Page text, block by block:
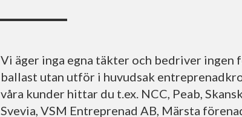
Vi äger inga egna täkter och bedriver ingen
ballast utan utför i huvudsak
våra kunder hittar du t.ex. NCC, Peab,
Svevia, VSM Entreprenad AB, Märsta